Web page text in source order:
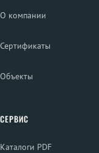
О компании
Сертификаты
Объекты
СЕРВИС
Каталоги PDF